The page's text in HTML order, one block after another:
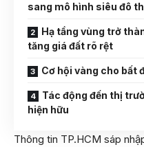
sang mô hình siêu đô
Hạ tầng vùng trở
tăng giá đất rõ rệt
Cơ hội vàng cho bất
Tác động đến thị
hiện hữu
Thông tin TP.HCM sáp